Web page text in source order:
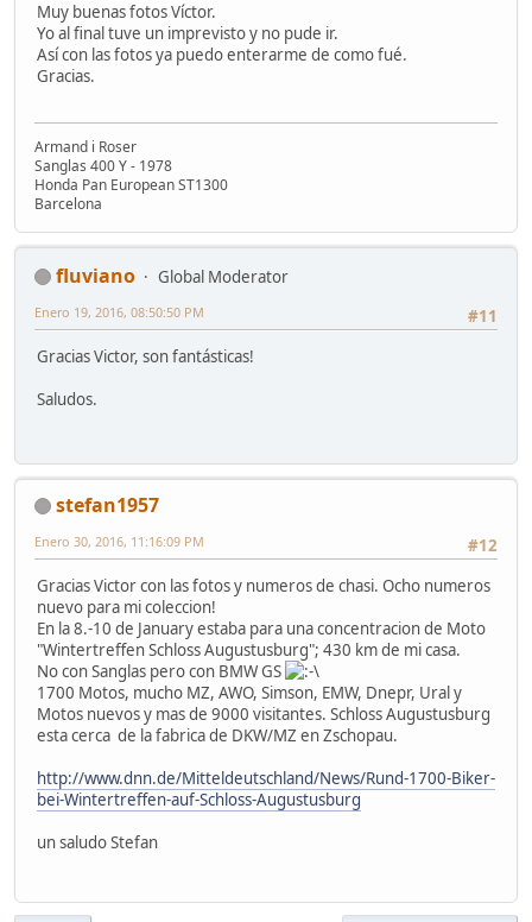
Muy buenas fotos Víctor.
Yo al final tuve un imprevisto y no pude ir.
Así con las fotos ya puedo enterarme de como fué.
Gracias.
Armand i Roser
Sanglas 400 Y - 1978
Honda Pan European ST1300
Barcelona
fluviano
Global Moderator
#11
Enero 19, 2016, 08:50:50 PM
Gracias Victor, son fantásticas!
Saludos.
stefan1957
#12
Enero 30, 2016, 11:16:09 PM
Gracias Victor con las fotos y numeros de chasi. Ocho numeros
nuevo para mi coleccion!
En la 8.-10 de January estaba para una concentracion de Moto
"Wintertreffen Schloss Augustusburg"; 430 km de mi casa.
No con Sanglas pero con BMW GS
1700 Motos, mucho MZ, AWO, Simson, EMW, Dnepr, Ural y
Motos nuevos y mas de 9000 visitantes. Schloss Augustusburg
esta cerca de la fabrica de DKW/MZ en Zschopau.
http://www.dnn.de/Mitteldeutschland/News/Rund-1700-Biker-
bei-Wintertreffen-auf-Schloss-Augustusburg
un saludo Stefan